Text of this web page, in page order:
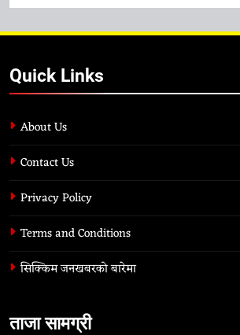
Quick Links
About Us
Contact Us
Privacy Policy
Terms and Conditions
सिक्किम जनखबरको बारेमा
ताजा सामग्री